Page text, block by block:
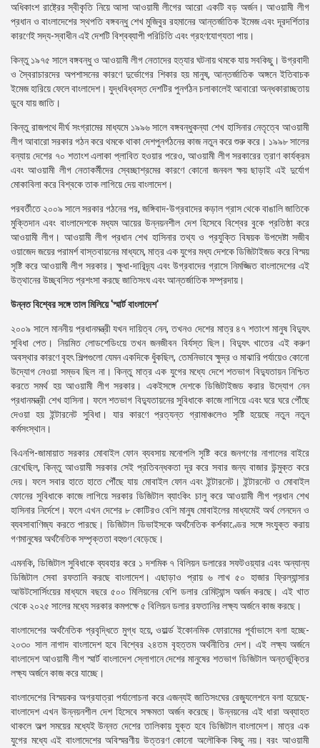
অধিকাংশ রাষ্ট্রের স্বীকৃতি নিয়ে আসা আওয়ামী লীগের আরো একটি বড় অর্জন। আওয়ামী লীগ
প্রধান ও বাংলাদেশের স্থপতি বঙ্গবন্ধু শেখ মুজিবুর রহমানের আন্তর্জাতিক ইমেজ এবং দূরদর্শিতার
কারণেই সদ্য-স্বাধীন এই দেশটি বিশ্বব্যাপী পরিচিতি এবং গ্রহণযোগ্যতা পায়।
কিন্তু ১৯৭৫ সালে বঙ্গবন্ধু ও আওয়ামী লীগ নেতাদের হত্যার ঘটনায় থমকে যায় সবকিছু। উগ্রবাদী
ও স্বৈরাচারদের অপশাসনের কারণে দুর্ভোগের শিকার হয় মানুষ, আন্তর্জাতিক অঙ্গনে ইতিবাচক
ইমেজ হারিয়ে ফেলে বাংলাদেশ। যুদ্ধবিধ্বস্ত দেশটির পুনর্গঠন চলাকালেই আবারো অন্ধকারাচ্ছতায়
ডুবে যায় জাতি।
কিন্তু রাজপথে দীর্ঘ সংগ্রামের মাধ্যমে ১৯৯৬ সালে বঙ্গবন্ধুকন্যা শেখ হাসিনার নেতৃত্বে আওয়ামী
লীগ আবারো সরকার গঠন করে থমকে থাকা দেশপুনর্গঠনের কাজ নতুন করে শুরু করে। ১৯৯৮ সালের
বন্যায় দেশের ৭০ শতাংশ এলাকা প্লাবিত হওয়ার পরেও, আওয়ামী লীগ সরকারের ত্রাণ কার্যক্রম
এবং আওয়ামী লীগ নেতাকর্মীদের স্বেচ্ছাশ্রমের কারণে কোনো জনবল ক্ষয় ছাড়াই এই দুর্যোগ
মোকাবিলা করে বিশ্বকে তাক লাগিয়ে দেয় বাংলাদেশ।
পরবর্তীতে ২০০৯ সালে সরকার গঠনের পর, জঙ্গিবাদ-উগ্রবাদের কড়াল গ্রাস থেকে বাঙালি জাতিকে
মুক্তিদান এবং বাংলাদেশকে মধ্যম আয়ের উন্নয়নশীল দেশ হিসেবে বিশ্বের বুকে প্রতিষ্ঠা করে
আওয়ামী লীগ। আওয়ামী লীগ প্রধান শেখ হাসিনার তথ্য ও প্রযুক্তি বিষয়ক উপদেষ্টা সজীব
ওয়াজেদ জয়ের পরামর্শ বাস্তবায়নের মাধ্যমে, মাত্র এক যুগের মধ্য দেশকে ডিজিটাইজড করে বিস্ময়
সৃষ্টি করে আওয়ামী লীগ সরকার। ক্ষুধা-দারিদ্র্য এবং উগ্রবাদের গ্রাসে নিমজ্জিত বাংলাদেশের এই
উত্থানের উচ্ছ্বসিত প্রশংসা করছে জাতিসংঘ এবং আন্তর্জাতিক সম্প্রদায়।
উন্নত বিশ্বের সঙ্গে তাল মিলিয়ে 'স্মার্ট বাংলাদেশ'
২০০৯ সালে মাননীয় প্রধানমন্ত্রী যখন দায়িত্ব নেন, তখনও দেশের মাত্র ৪৭ শতাংশ মানুষ বিদ্যুৎ
সুবিধা পেত। নিয়মিত লোডশেডিংয়ে তখন জনজীবন বির্যস্ত ছিল। বিদ্যুৎ খাতের এই করুণ
অবস্থার কারণে বৃহৎ শিল্পগুলো যেমন একদিকে ধুঁকছিল, তেমনিভাবে ক্ষুদ্র ও মাঝারি পর্যায়েও কোনো
উদ্যোগ নেওয়া সম্ভব ছিল না। কিন্তু মাত্র এক যুগের মধ্যে দেশে শতভাগ বিদ্যুতায়ন নিশ্চিত
করতে সমর্থ হয় আওয়ামী লীগ সরকার। একইসঙ্গে দেশকে ডিজিটাইজড করার উদ্যোগ নেন
প্রধানমন্ত্রী শেখ হাসিনা। ফলে শতভাগ বিদ্যুতায়নের সুবিধাকে কাজে লাগিয়ে এবং ঘরে ঘরে পৌঁছে
দেওয়া হয় ইন্টারনেট সুবিধা। যার কারণে প্রত্যন্ত গ্রামাঞ্চলেও সৃষ্টি হয়েছে নতুন নতুন
কর্মসংস্থান।
বিএনপি-জামায়াত সরকার মোবাইল ফোন ব্যবসায় মনোপলি সৃষ্টি করে জনগণের নাগালের বাইরে
রেখেছিল, কিন্তু আওয়ামী সরকার সেই প্রতিবন্ধকতা দূর করে সবার জন্য বাজার উন্মুক্ত করে
দেয়। ফলে সবার হাতে হাতে পৌঁছে যায় মোবাইল ফোন এবং ইন্টারনেট। ইন্টারনেট ও মোবাইল
ফোনের সুবিধাকে কাজে লাগিয়ে সরকার ডিজিটাল ব্যাংকিং চালু করে আওয়ামী লীগ প্রধান শেখ
হাসিনার নির্দেশে। ফলে এখন দেশের ৮ কোটিরও বেশি মানুষ মোবাইলের মাধ্যমেই অর্থ লেনদেন ও
ব্যবসাবাণিজ্য করতে পারছে। ডিজিটাল ডিভাইসকে অর্থনৈতিক কর্শকাণ্ডের সঙ্গে সংযুক্ত করায়
গণমানুষের অর্থনৈতিক সম্পৃক্ততা বহুগুণ বেড়েছে।
এমনকি, ডিজিটাল সুবিধাকে ব্যবহার করে ১ দশমিক ৭ বিলিয়ন ডলারের সফটওয়্যার এবং অন্যান্য
ডিজিটাল সেবা রফতানি করছে বাংলাদেশ। এছাড়াও প্রায় ৬ লাখ ৫০ হাজার ফ্রিল্যান্সার
আউটসোর্সিংয়ের মাধ্যমে বছরে ৫০০ মিলিয়নের বেশি ডলার রেমিট্যান্স অর্জন করছে। এই খাত
থেকে ২০২৫ সালের মধ্যে সরকার কমপক্ষে ৫ বিলিয়ন ডলার রফতানির লক্ষ্য অর্জনে কাজ করছে।
বাংলাদেশের অর্থনৈতিক প্রবৃদ্ধিতে মুগ্ধ হয়ে, ওয়ার্ল্ড ইকোনমিক ফোরামের পূর্বাভাসে বলা হচ্ছে-
২০৩০ সাল নাগাদ বাংলাদেশ হবে বিশ্বের ২৪তম বৃহত্তম অর্থনীতির দেশ। এই লক্ষ্য অর্জনে
বাংলাদেশ আওয়ামী লীগ স্মার্ট বাংলাদেশ স্লোগানে দেশের মানুষের শতভাগ ডিজিটাল অন্তর্ভুক্তির
লক্ষ্য অর্জনে কাজ করে যাচ্ছে।
বাংলাদেশের বিস্ময়কর অগ্রযাত্রা পর্যালোচনা করে এজন্যই জাতিসংঘের রেজ্যুলেশনে বলা হয়েছে-
বাংলাদেশ এখন উন্নয়নশীল দেশ হিসেবে সক্ষমতা অর্জন করেছে। উন্নয়নের এই ধারা অব্যাহত
থাকলে অল্প সময়ের মধ্যেই উন্নত দেশের তালিকায় যুক্ত হবে ডিজিটাল বাংলাদেশ। মাত্র এক
যুগের মধ্যে এই বাংলাদেশের অবিস্মরণীয় উত্তরণ কোনো অলৌকিক কিছু নয়। বরং আওয়ামী